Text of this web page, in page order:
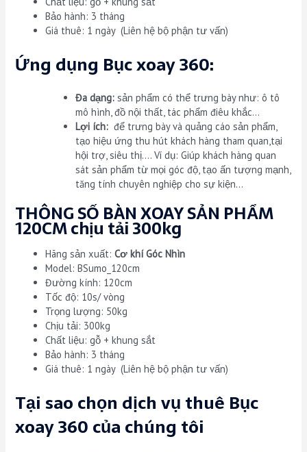
Bảo hành: 3 tháng
Giá thuê: 1 ngày (Liên hệ bộ phận tư vấn)
Ứng dụng Bục xoay 360:
Đa dạng:sản phẩm có thể trưng bày như: ô tô
mô hình, đồ nội thất, tác phẩm điêu khắc…
Lợi ích:để trưng bày và quảng cáo sản phẩm,
tạo hiệu ứng thu hút khách hàng tham quan,tại
hội trợ, siêu thị…. Ví dụ: Giúp khách hàng quan
sát sản phẩm từ mọi góc độ, tạo ấn tượng mạnh,
tăng tính chuyên nghiệp cho sự kiện…
THÔNG SỐ BÀN XOAY SẢN PHẨM
120CM chịu tải 300kg
Hãng sản xuất:Cơ khí Góc Nhìn
Model: BSumo_120cm
Đường kính: 120cm
Tốc độ: 10s/ vòng
Trọng lượng: 50kg
Chịu tải: 300kg
Chất liệu: gỗ + khung sắt
Bảo hành: 3 tháng
Giá thuê: 1 ngày (Liên hệ bộ phận tư vấn)
Tại sao chọn dịch vụ thuê Bục
xoay 360 của chúng tôi